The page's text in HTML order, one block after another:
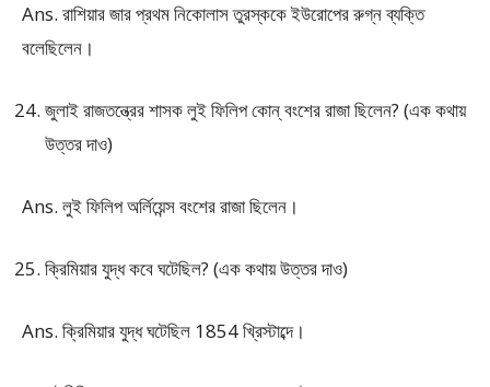
Ans. রাশিয়ার জার প্রথম নিকোলাস তুরস্ককে ইউরোপের রুগ্ন ব্যক্তি
বলেছিলেন।
জুলাই রাজতন্ত্রের শাসক লুই ফিলিপ কোন্ বংশের রাজা ছিলেন? (এক কথায়
উত্তর দাও)
Ans. লুই ফিলিপ অর্লিয়েন্স বংশের রাজা ছিলেন।
ক্রিমিয়ার যুদ্ধ কবে ঘটেছিল? (এক কথায় উত্তর দাও)
Ans. ক্রিমিয়ার যুদ্ধ ঘটেছিল 1854 খ্রিস্টাব্দে।